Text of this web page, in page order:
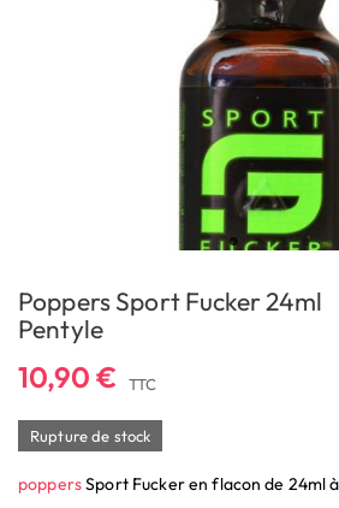
Poppers Sport Fucker 24ml
Pentyle
10,90 € TTC
Rupture de stock
poppersSport Fucker en flacon de 24ml